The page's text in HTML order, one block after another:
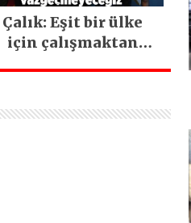
Çalık: Eşit bir ülke
için çalışmaktan